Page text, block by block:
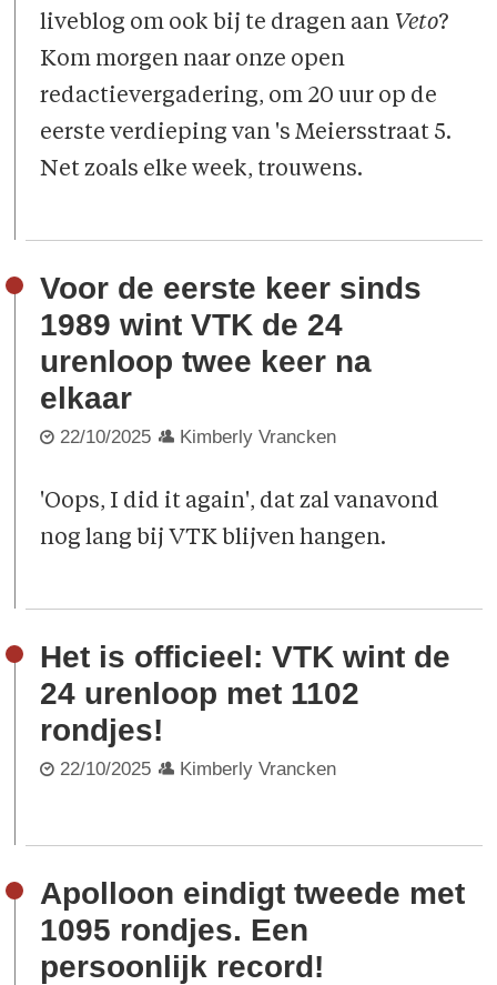
liveblog om ook bij te dragen aan Veto?
Kom morgen naar onze open
redactievergadering, om 20 uur op de
eerste verdieping van 's Meiersstraat 5.
Net zoals elke week, trouwens.
Voor de eerste keer sinds
1989 wint VTK de 24
urenloop twee keer na
elkaar
22/10/2025 Kimberly Vrancken
'Oops, I did it again', dat zal vanavond
nog lang bij VTK blijven hangen.
Het is officieel: VTK wint de
24 urenloop met 1102
rondjes!
22/10/2025 Kimberly Vrancken
Apolloon eindigt tweede met
1095 rondjes. Een
persoonlijk record!